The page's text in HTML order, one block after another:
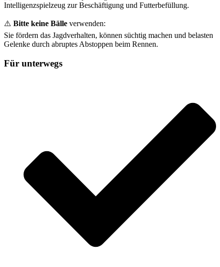
⚠️ Bitte keine Bälle verwenden:
Sie fördern das Jagdverhalten, können süchtig machen und belasten
Gelenke durch abruptes Abstoppen beim Rennen.
Für unterwegs